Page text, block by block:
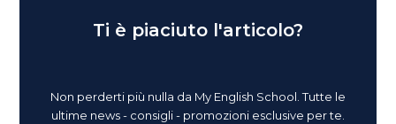
Ti è piaciuto l'articolo?
Non perderti più nulla da My English School. Tutte le
ultime news - consigli - promozioni esclusive per te.